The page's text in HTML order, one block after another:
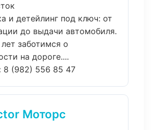
и детейлинг под ключ: от
до выдачи автомобиля.
заботимся о
на дороге....
8 (982) 556 85 47
Моторс